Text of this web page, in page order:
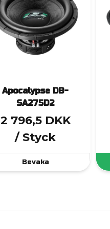
Apocalypse DB-
SA275D2
2 796,5 DKK
/ Styck
Bevaka